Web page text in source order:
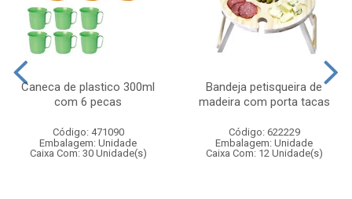
Caneca de plastico 300ml
com 6 pecas
Código: 471090
Embalagem: Unidade
Caixa Com: 30 Unidade(s)
Bandeja petisqueira de
madeira com porta tacas
Código: 622229
Embalagem: Unidade
Caixa Com: 12 Unidade(s)